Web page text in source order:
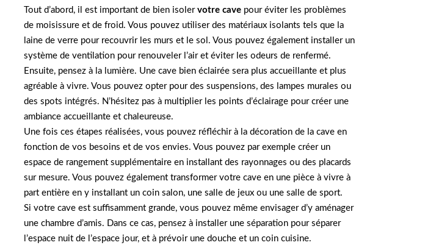
Tout d’abord, il est important de bien isoler votre cave pour éviter les problèmes
de moisissure et de froid. Vous pouvez utiliser des matériaux isolants tels que la
laine de verre pour recouvrir les murs et le sol. Vous pouvez également installer un
système de ventilation pour renouveler l’air et éviter les odeurs de renfermé.
Ensuite, pensez à la lumière. Une cave bien éclairée sera plus accueillante et plus
agréable à vivre. Vous pouvez opter pour des suspensions, des lampes murales ou
des spots intégrés. N’hésitez pas à multiplier les points d’éclairage pour créer une
ambiance accueillante et chaleureuse.
Une fois ces étapes réalisées, vous pouvez réfléchir à la décoration de la cave en
fonction de vos besoins et de vos envies. Vous pouvez par exemple créer un
espace de rangement supplémentaire en installant des rayonnages ou des placards
sur mesure. Vous pouvez également transformer votre cave en une pièce à vivre à
part entière en y installant un coin salon, une salle de jeux ou une salle de sport.
Si votre cave est suffisamment grande, vous pouvez même envisager d’y aménager
une chambre d’amis. Dans ce cas, pensez à installer une séparation pour séparer
l’espace nuit de l’espace jour, et à prévoir une douche et un coin cuisine.